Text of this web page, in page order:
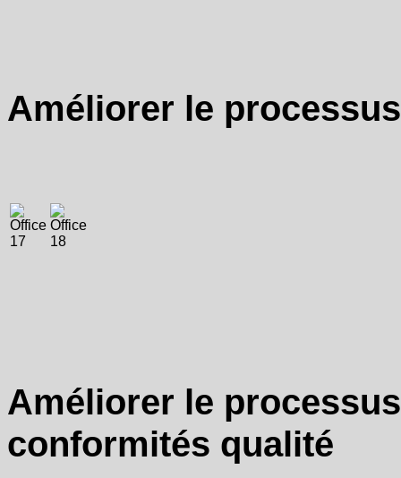
Améliorer le
Améliorer le
conformités qualité